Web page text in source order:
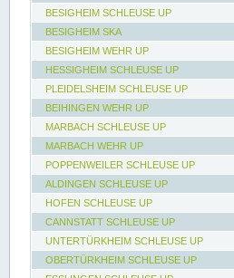
BESIGHEIM SCHLEUSE UP
BESIGHEIM SKA
BESIGHEIM WEHR UP
HESSIGHEIM SCHLEUSE UP
PLEIDELSHEIM SCHLEUSE UP
BEIHINGEN WEHR UP
MARBACH SCHLEUSE UP
MARBACH WEHR UP
POPPENWEILER SCHLEUSE UP
ALDINGEN SCHLEUSE UP
HOFEN SCHLEUSE UP
CANNSTATT SCHLEUSE UP
UNTERTÜRKHEIM SCHLEUSE UP
OBERTÜRKHEIM SCHLEUSE UP